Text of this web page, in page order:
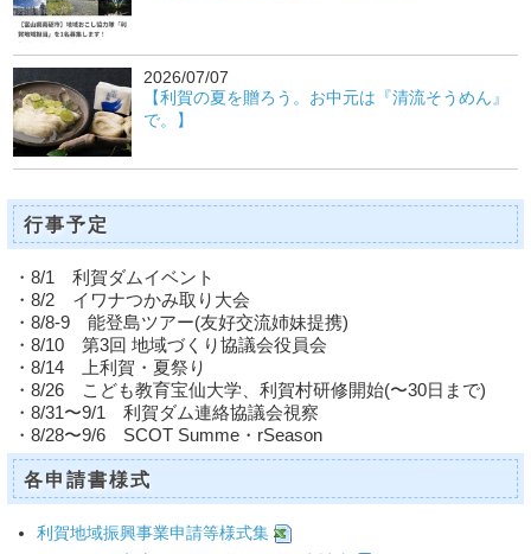
2026/07/07
【利賀の夏を贈ろう。お中元は『清流そうめん』
で。】
行事予定
・8/1 利賀ダムイベント
・8/2 イワナつかみ取り大会
・8/8-9 能登島ツアー(友好交流姉妹提携)
・8/10 第3回 地域づくり協議会役員会
・8/14 上利賀・夏祭り
・8/26 こども教育宝仙大学、利賀村研修開始(〜30日まで)
・8/31〜9/1 利賀ダム連絡協議会視察
・8/28〜9/6 SCOT Summe・rSeason
各申請書様式
利賀地域振興事業申請等様式集